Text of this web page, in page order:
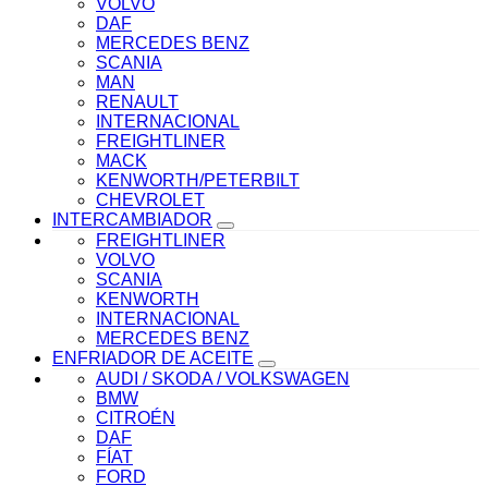
DAF
MERCEDES BENZ
SCANIA
MAN
RENAULT
INTERNACIONAL
FREIGHTLINER
MACK
KENWORTH/PETERBILT
CHEVROLET
INTERCAMBIADOR
FREIGHTLINER
VOLVO
SCANIA
KENWORTH
INTERNACIONAL
MERCEDES BENZ
ENFRIADOR DE ACEITE
AUDI / SKODA / VOLKSWAGEN
BMW
CITROÉN
DAF
FÍAT
FORD